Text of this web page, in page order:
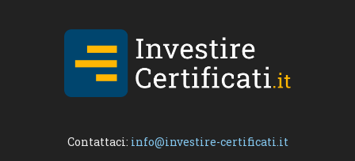
Contattaci: info@investire-certificati.it